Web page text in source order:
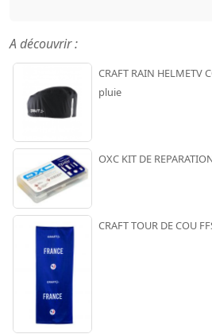
A découvrir :
CRAFT RAIN HELMETV
pluie
OXC KIT DE
CRAFT TOUR DE COU